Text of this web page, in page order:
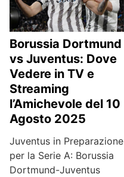
Borussia Dortmund
vs Juventus: Dove
Vedere in TV e
Streaming
l’Amichevole del 10
Agosto 2025
Juventus in Preparazione
per la Serie A: Borussia
Dortmund-Juventus